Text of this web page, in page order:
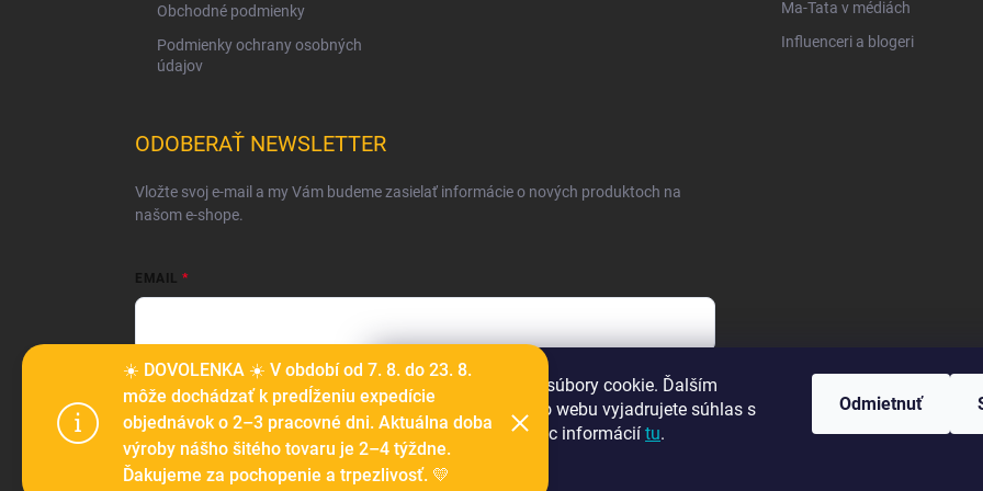
Tento web používa súbory cookie. Ďalším
prechádzaním tohto webu vyjadrujete súhlas s
ich používaním. Viac informácií tu.
Nastavenie
Odmietnuť
☀️ DOVOLENKA ☀️ V období od 7. 8. do 23. 8.
môže dochádzať k predĺženiu expedície
objednávok o 2–3 pracovné dni. Aktuálna doba
výroby nášho šitého tovaru je 2–4 týždne.
Ďakujeme za pochopenie a trpezlivosť. 💛
Obchodné podmienky
Podmienky ochrany osobných
údajov
Ma-Tata v médiách
Influenceri a blogeri
ODOBERAŤ NEWSLETTER
Vložte svoj e-mail a my Vám budeme zasielať informácie o nových produktoch na
našom e-shope.
EMAIL
Vložením e-mailu súhlasíte s podmienkami ochrany osobných údajov
Prihlásiť sa